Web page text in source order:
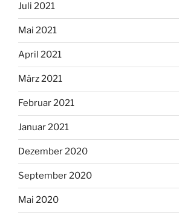
Juli 2021
Mai 2021
April 2021
März 2021
Februar 2021
Januar 2021
Dezember 2020
September 2020
Mai 2020